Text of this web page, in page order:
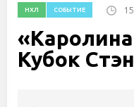
НХЛ СОБЫТИЕ
Кубок